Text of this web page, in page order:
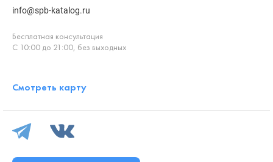
info@spb-katalog.ru
Бесплатная консультация
С 10:00 до 21:00, без выходных
Смотреть карту